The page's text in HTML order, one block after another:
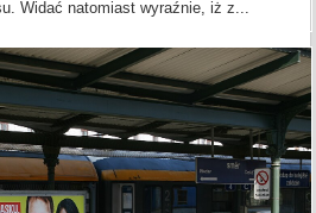
Widać natomiast wyraźnie, iż z...